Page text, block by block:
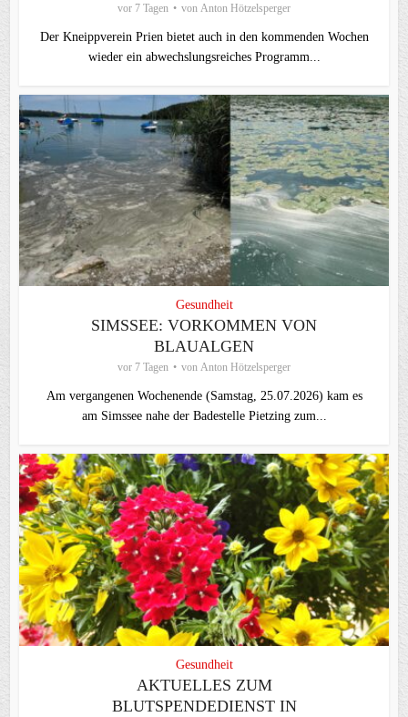
vor 7 Tagen von Anton Hötzelsperger
Der Kneippverein Prien bietet auch in den kommenden Wochen
wieder ein abwechslungsreiches Programm...
Gesundheit
SIMSSEE: VORKOMMEN VON
BLAUALGEN
vor 7 Tagen von Anton Hötzelsperger
Am vergangenen Wochenende (Samstag, 25.07.2026) kam es
am Simssee nahe der Badestelle Pietzing zum...
Gesundheit
AKTUELLES ZUM
BLUTSPENDEDIENST IN